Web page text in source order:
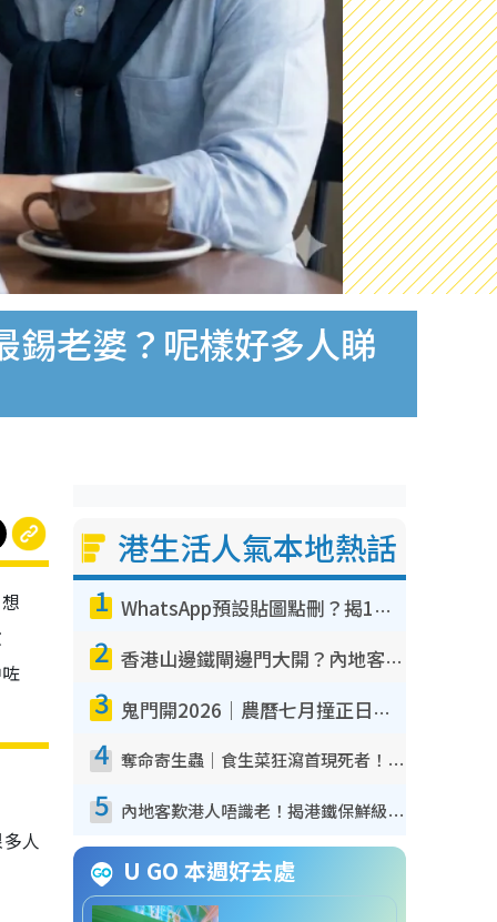
錫老婆？呢樣好多人睇
人
港生活人氣本地熱話
1 WhatsApp預設貼圖點刪？揭1招「反向操作」還原簡潔介面 附3步實測教學
2 香港山邊鐵閘邊門大開？內地客困惑意義何在！網民神回覆：呢種叫法理性防禦
3 鬼門開2026｜農曆七月撞正日全食特別邪？專家警告切忌做一事！揭4大禁忌+2招保平安
4 奪命寄生蟲｜食生菜狂瀉首現死者！疫潮惡化錄1.8萬宗病例 揭洗菜3大謬誤
5 內地客歎港人唔識老！揭港鐵保鮮級冷氣 港人求放過：咪投訴
U GO 本週好去處